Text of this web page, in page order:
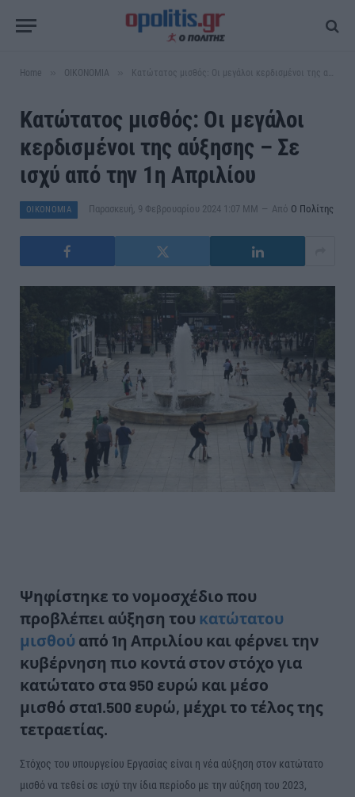
Home ΟΙΚΟΝΟΜΙΑ Κατώτατος μισθός: Οι μεγάλοι κερδισμένοι της αύξησης – Σε ισχύ από την 1η Απριλίου
Κατώτατος μισθός: Οι μεγάλοι
κερδισμένοι της αύξησης – Σε
ισχύ από την 1η Απριλίου
ΟΙΚΟΝΟΜΙΑ Παρασκευή, 9 Φεβρουαρίου 2024 1:07 ΜΜ Από Ο Πολίτης
Ψηφίστηκε το νομοσχέδιο που
προβλέπει αύξηση του κατώτατου
μισθού από 1η Απριλίου και φέρνει την
κυβέρνηση πιο κοντά στον στόχο για
κατώτατο στα950 ευρώ και μέσο
μισθό στα1.500 ευρώ, μέχρι το τέλος της
τετραετίας.
Στόχος του υπουργείου Εργασίας είναι η νέα αύξηση στον κατώτατο
μισθό να τεθεί σε ισχύ την ίδια περίοδο με την αύξηση του 2023,